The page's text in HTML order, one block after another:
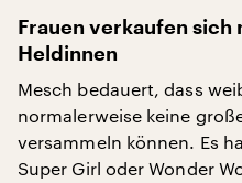
Frauen verkaufen sich
Heldinnen
Mesch bedauert, dass
normalerweise keine
versammeln können. Es
Super Girl oder Wonder